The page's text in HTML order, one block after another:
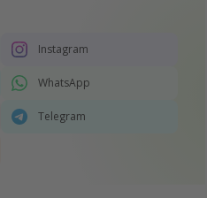
Instagram
WhatsApp
Telegram